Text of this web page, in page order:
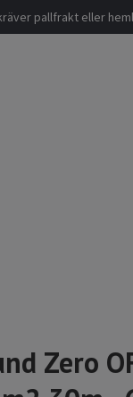
pallfrakt eller
Zero